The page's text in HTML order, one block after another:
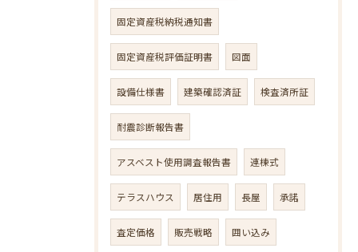
固定資産税納税通知書
固定資産税評価証明書 図面
設備仕様書 建築確認済証 検査済所証
耐震診断報告書
アスベスト使用調査報告書 連棟式
テラスハウス 居住用 長屋 承諾
査定価格 販売戦略 囲い込み